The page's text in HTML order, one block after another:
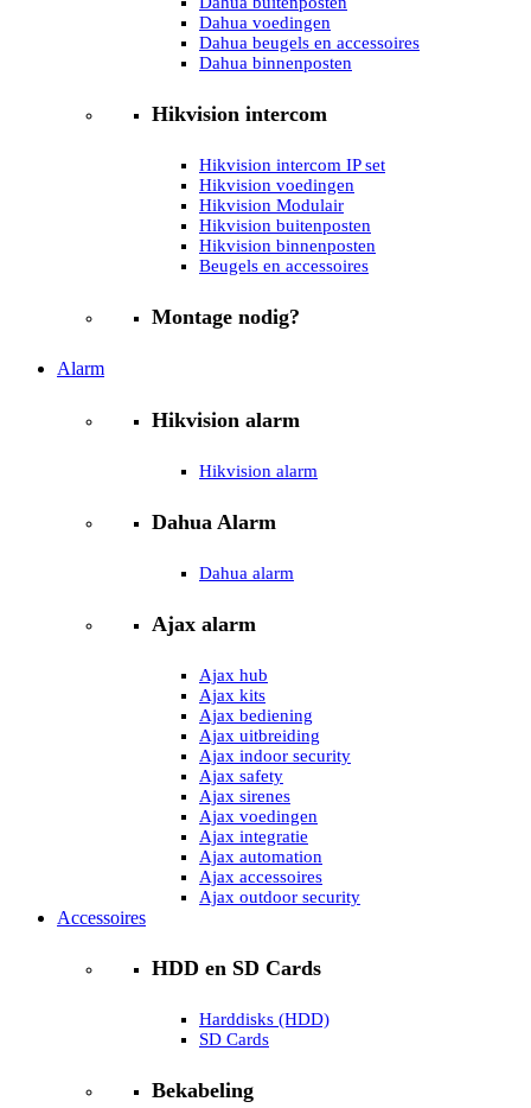
Dahua voedingen
Dahua beugels en accessoires
Dahua binnenposten
Hikvision intercom
Hikvision intercom IP set
Hikvision voedingen
Hikvision Modulair
Hikvision buitenposten
Hikvision binnenposten
Beugels en accessoires
Montage nodig?
Alarm
Hikvision alarm
Hikvision alarm
Dahua Alarm
Dahua alarm
Ajax alarm
Ajax hub
Ajax kits
Ajax bediening
Ajax uitbreiding
Ajax indoor security
Ajax safety
Ajax sirenes
Ajax voedingen
Ajax integratie
Ajax automation
Ajax accessoires
Ajax outdoor security
Accessoires
HDD en SD Cards
Harddisks (HDD)
SD Cards
Bekabeling